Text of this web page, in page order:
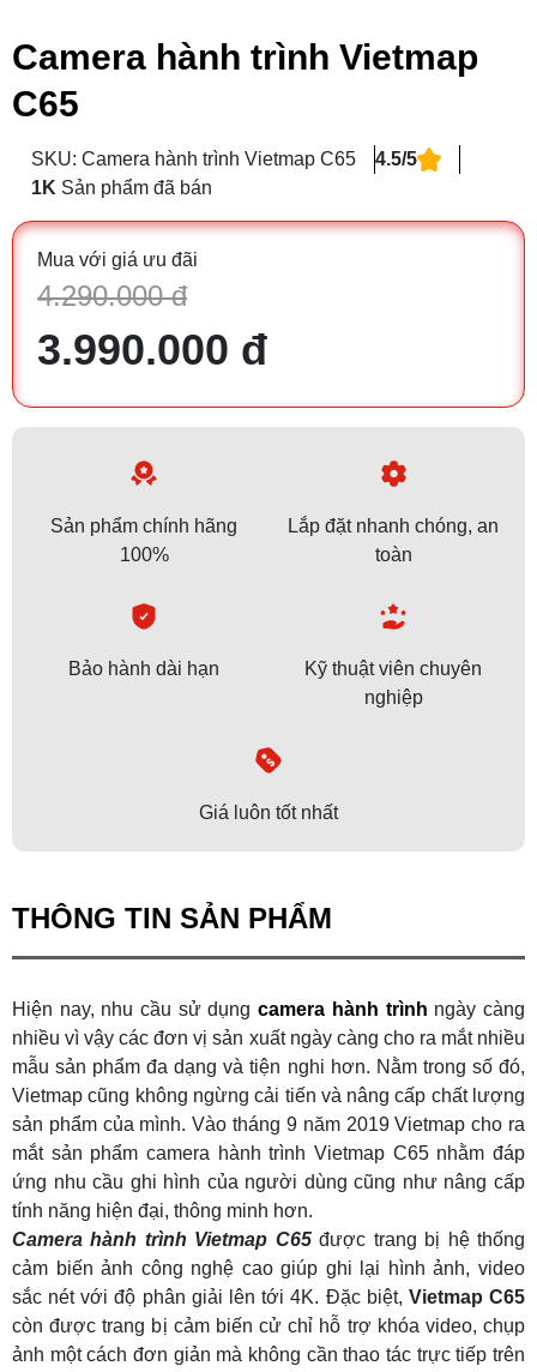
Camera hành trình Vietmap
C65
SKU: Camera hành trình Vietmap C65
4.5/5
1K Sản phẩm đã bán
Mua với giá ưu đãi
4.290.000 đ
3.990.000 đ
Sản phẩm chính hãng
100%
Lắp đặt nhanh chóng, an
toàn
Bảo hành dài hạn
Kỹ thuật viên chuyên
nghiệp
Giá luôn tốt nhất
THÔNG TIN SẢN PHẨM
Hiện nay, nhu cầu sử dụngcamera hành trình ngày càng
nhiều vì vậy các đơn vị sản xuất ngày càng cho ra mắt nhiều
mẫu sản phẩm đa dạng và tiện nghi hơn. Nằm trong số đó,
Vietmap cũng không ngừng cải tiến và nâng cấp chất lượng
sản phẩm của mình. Vào tháng 9 năm 2019 Vietmap cho ra
mắt sản phẩm camera hành trình Vietmap C65 nhằm đáp
ứng nhu cầu ghi hình của người dùng cũng như nâng cấp
tính năng hiện đại, thông minh hơn.
Camera hành trình Vietmap C65được trang bị hệ thống
cảm biến ảnh công nghệ cao giúp ghi lại hình ảnh, video
sắc nét với độ phân giải lên tới 4K. Đặc biệt, Vietmap C65
còn được trang bị cảm biến cử chỉ hỗ trợ khóa video, chụp
ảnh một cách đơn giản mà không cần thao tác trực tiếp trên